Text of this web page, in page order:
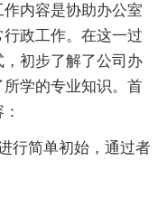
内容是协助办公室
政工作。在这一过
初步了解了公司办
学的专业知识。首
简单初始，通过者